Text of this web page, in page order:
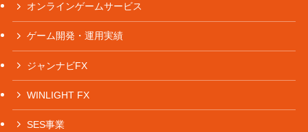
オンラインゲームサービス
ゲーム開発・運用実績
ジャンナビFX
WINLIGHT FX
SES事業